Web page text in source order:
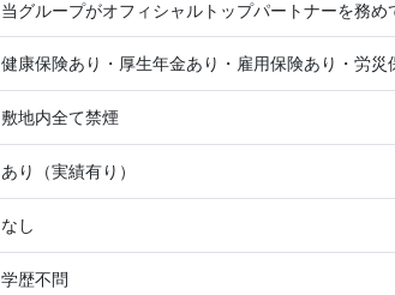
当グループがオフィシャルトップパートナーを務
健康保険あり・厚生年金あり・雇用保険あり・労災
敷地内全て禁煙
あり（実績有り）
なし
学歴不問